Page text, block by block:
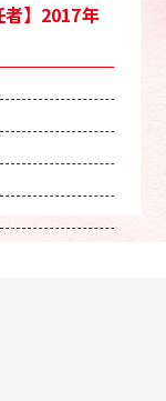
者】2017年